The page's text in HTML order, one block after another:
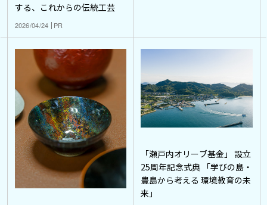
する、これからの伝統工芸
2026/04/24 PR
「瀬戸内オリーブ基金」 設立
25周年記念式典 「学びの島・
豊島から考える 環境教育の未
来」